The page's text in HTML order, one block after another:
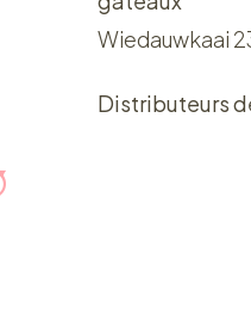
Wiedauwkaai
Distributeurs